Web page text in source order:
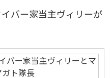
バー家当主ヴィリーが